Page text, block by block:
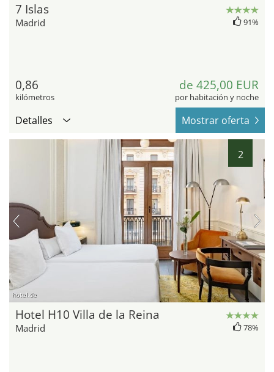
7 Islas
Madrid 91%
0,86
kilómetros
de 425,00 EUR
por habitación y noche
Detalles Mostrar oferta
2
hotel.de
Hotel H10 Villa de la Reina
Madrid 78%